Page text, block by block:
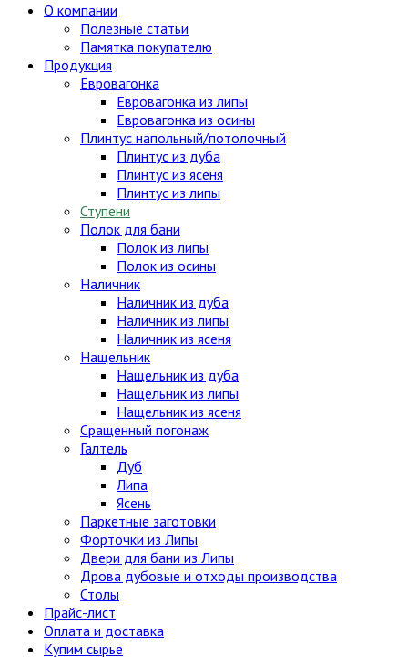
О компании
Полезные статьи
Памятка покупателю
Продукция
Евровагонка
Евровагонка из липы
Евровагонка из осины
Плинтус напольный/потолочный
Плинтус из дуба
Плинтус из ясеня
Плинтус из липы
Ступени
Полок для бани
Полок из липы
Полок из осины
Наличник
Наличник из дуба
Наличник из липы
Наличник из ясеня
Нащельник
Нащельник из дуба
Нащельник из липы
Нащельник из ясеня
Сращенный погонаж
Галтель
Дуб
Липа
Ясень
Паркетные заготовки
Форточки из Липы
Двери для бани из Липы
Дрова дубовые и отходы производства
Столы
Прайс-лист
Оплата и доставка
Купим сырье